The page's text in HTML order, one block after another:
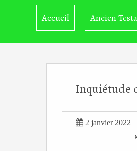
Accueil Ancien
Inquiétude
 2 janvier 2022